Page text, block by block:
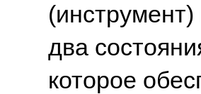
два
которое